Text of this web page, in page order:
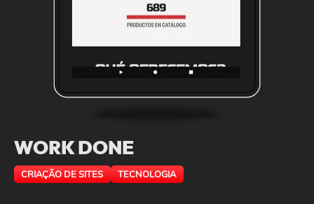
WORK DONE
CRIAÇÃO DE SITES TECNOLOGIA